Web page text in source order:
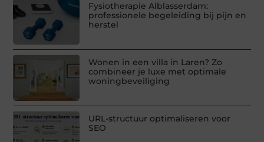
Fysiotherapie Alblasserdam:
professionele begeleiding bij pijn en
herstel
Wonen in een villa in Laren? Zo
combineer je luxe met optimale
woningbeveiliging
URL-structuur optimaliseren voor
SEO